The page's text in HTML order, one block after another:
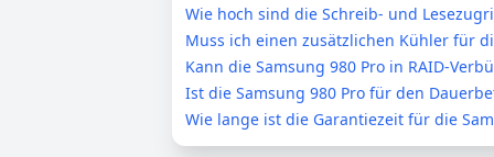
Wie hoch sind die Schreib- und
Muss ich einen zusätzlichen Kühler für
Kann die Samsung 980 Pro in RAID-
Ist die Samsung 980 Pro für den
Wie lange ist die Garantiezeit für die